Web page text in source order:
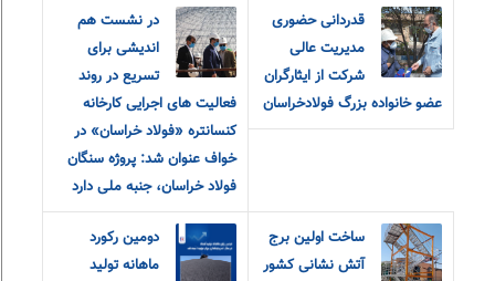
قدردانی حضوری
مدیریت عالی
شرکت از ایثارگران
عضو خانواده‌ بزرگ‌ فولادخراسان
در نشست هم
اندیشی برای
تسریع در روند
فعالیت های اجرایی کارخانه
کنسانتره «فولاد خراسان» در
خواف عنوان شد: پروژه سنگان
فولاد خراسان، جنبه ملی دارد
ساخت اولین برج
آتش نشانی کشور
دومین رکورد
ماهانه تولید